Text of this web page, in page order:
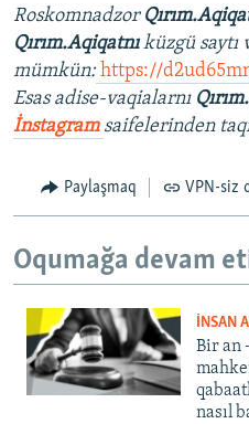
Roskomnadzor
Qırım.Aqiqatnıküzgü saytı
mümkün: https://
Esas adise-vaqialarnı
İnstagram saifelerinden
Paylaşmaq VPN-siz
Oqumağa devam
İNSAN
Bir an
nasıl